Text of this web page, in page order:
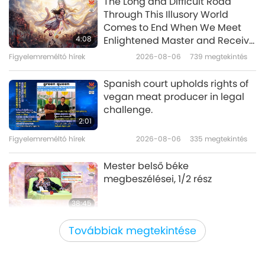
át
32:27
An Evening Celebration in Honor
of the Birthday of Shakyamuni
Buddha (vegan), Part 1 of 6
át
18:07
Ringing in the New Year with
Golden Age Children
Továbbiak megtekintése
4:08
Through This Illusory World
Comes to End When We Meet
Enlightened Master and Receive
Initiation
Figyelemreméltó hírek 2026-08-06 739 megtekintés
2:01
Spanish court upholds rights of
vegan meat producer in legal
challenge.
Figyelemreméltó hírek 2026-08-06 335 megtekintés
38:45
Mester belső béke
megbeszélései, 1/2 rész
Mester és tanítványok között 2026-08-06 845